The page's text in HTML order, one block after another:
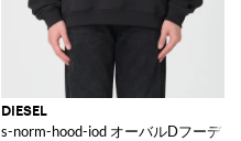
DIESEL
s-norm-hood-iod オーバルDフーディ